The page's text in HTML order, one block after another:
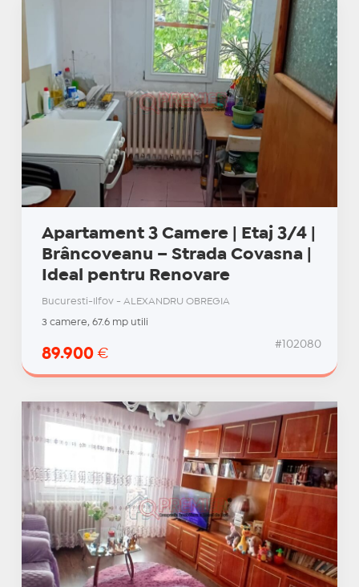
Apartament 3 Camere | Etaj 3/4 |
Brâncoveanu – Strada Covasna |
Ideal pentru Renovare
Bucuresti-Ilfov - ALEXANDRU OBREGIA
3 camere, 67.6 mp utili
89.900 €
#102080